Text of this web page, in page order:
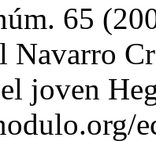
65
Navarro
joven